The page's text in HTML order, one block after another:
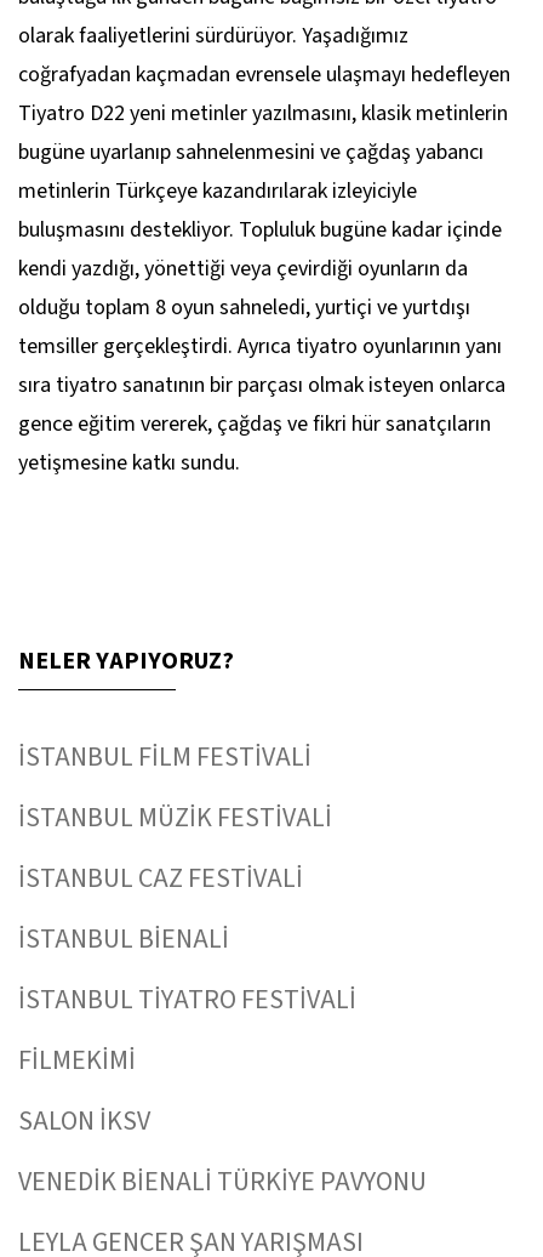
olarak faaliyetlerini sürdürüyor. Yaşadığımız
coğrafyadan kaçmadan evrensele ulaşmayı hedefleyen
Tiyatro D22 yeni metinler yazılmasını, klasik metinlerin
bugüne uyarlanıp sahnelenmesini ve çağdaş yabancı
metinlerin Türkçeye kazandırılarak izleyiciyle
buluşmasını destekliyor. Topluluk bugüne kadar içinde
kendi yazdığı, yönettiği veya çevirdiği oyunların da
olduğu toplam 8 oyun sahneledi, yurtiçi ve yurtdışı
temsiller gerçekleştirdi. Ayrıca tiyatro oyunlarının yanı
sıra tiyatro sanatının bir parçası olmak isteyen onlarca
gence eğitim vererek, çağdaş ve fikri hür sanatçıların
yetişmesine katkı sundu.
NELER YAPIYORUZ?
İSTANBUL FİLM FESTİVALİ
İSTANBUL MÜZİK FESTİVALİ
İSTANBUL CAZ FESTİVALİ
İSTANBUL BİENALİ
İSTANBUL TİYATRO FESTİVALİ
FİLMEKİMİ
SALON İKSV
VENEDİK BİENALİ TÜRKİYE PAVYONU
LEYLA GENCER ŞAN YARIŞMASI